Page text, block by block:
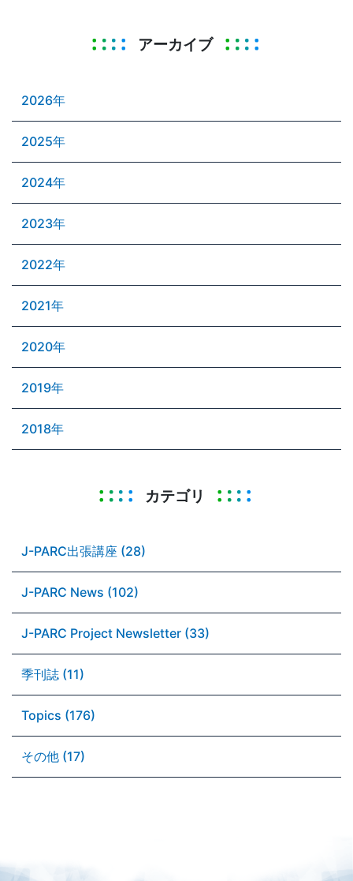
アーカイブ
2026年
2025年
2024年
2023年
2022年
2021年
2020年
2019年
2018年
カテゴリ
J-PARC出張講座 (28)
J-PARC News (102)
J-PARC Project Newsletter (33)
季刊誌 (11)
Topics (176)
その他 (17)